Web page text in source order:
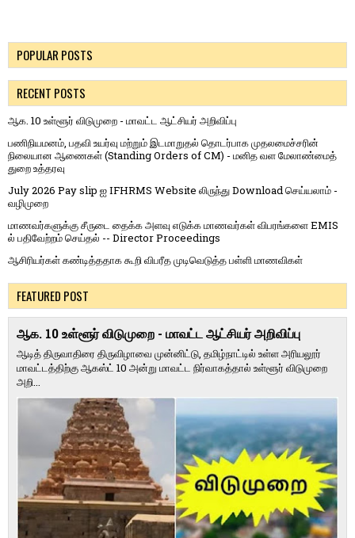
POPULAR POSTS
RECENT POSTS
ஆக. 10 உள்ளூர் விடுமுறை - மாவட்ட ஆட்சியர் அறிவிப்பு
பணிநியமனம், பதவி உயர்வு மற்றும் இடமாறுதல் தொடர்பாக முதலமைச்சரின்
நிலையான ஆணைகள் (Standing Orders of CM) - மனித வள மேலாண்மைத்
துறை உத்தரவு
July 2026 Pay slip ஐ IFHRMS Website லிருந்து Download செய்யலாம் -
வழிமுறை
மாணவர்களுக்கு சீருடை தைக்க அளவு எடுக்க மாணவர்கள் விபரங்களை EMIS
ல் பதிவேற்றம் செய்தல் -- Director Proceedings
ஆசிரியர்கள் கண்டித்ததாக கூறி விபரீத முடிவெடுத்த பள்ளி மாணவிகள்
FEATURED POST
ஆக. 10 உள்ளூர் விடுமுறை - மாவட்ட ஆட்சியர் அறிவிப்பு
ஆடித் திருவாதிரை திருவிழாவை முன்னிட்டு, தமிழ்நாட்டில் உள்ள அரியலூர்
மாவட்டத்திற்கு ஆகஸ்ட் 10 அன்று மாவட்ட நிர்வாகத்தால் உள்ளூர் விடுமுறை
அறி...